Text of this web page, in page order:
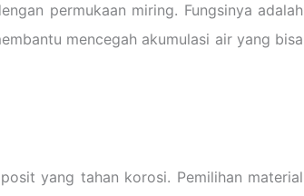
permukaan miring. Fungsinya adalah
mencegah akumulasi air yang bisa
yang tahan korosi. Pemilihan material